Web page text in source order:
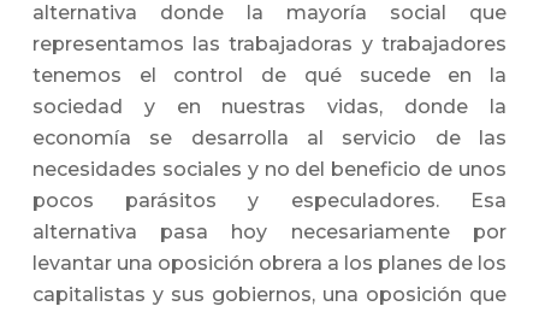
alternativa donde la mayoría social que
representamos las trabajadoras y trabajadores
tenemos el control de qué sucede en la
sociedad y en nuestras vidas, donde la
economía se desarrolla al servicio de las
necesidades sociales y no del beneficio de unos
pocos parásitos y especuladores. Esa
alternativa pasa hoy necesariamente por
levantar una oposición obrera a los planes de los
capitalistas y sus gobiernos, una oposición que